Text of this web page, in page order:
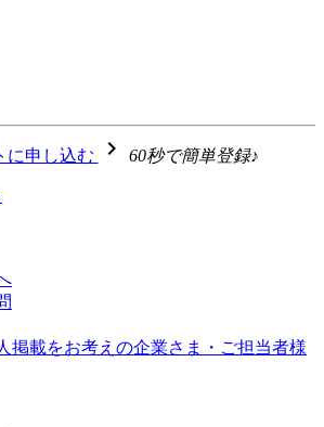
に申し込む navigate_next 60秒で簡単登録♪
掲載をお考えの企業さま・ご担当者様